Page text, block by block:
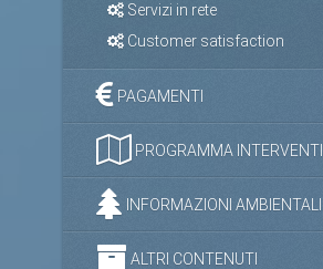
Servizi in rete
Customer satisfaction
PAGAMENTI
PROGRAMMA INTERVENTI
INFORMAZIONI AMBIENTALI
ALTRI CONTENUTI